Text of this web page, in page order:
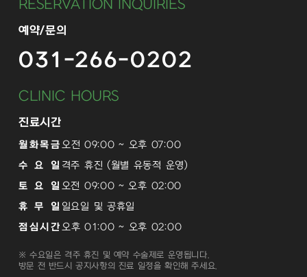
RESERVATION INQUIRIES
예약/문의
031-266-0202
CLINIC HOURS
진료시간
월화목금오전 09:00 ~ 오후 07:00
수 요 일 격주 휴진 (월별 유동적 운영)
토 요 일오전 09:00 ~ 오후 02:00
휴 무 일 일요일 및 공휴일
점심시간오후 01:00 ~ 오후 02:00
※ 수요일은 격주 휴진 및 예약 수술제로 운영됩니다.
방문 전 반드시 공지사항의 진료 일정을 확인해 주세요.